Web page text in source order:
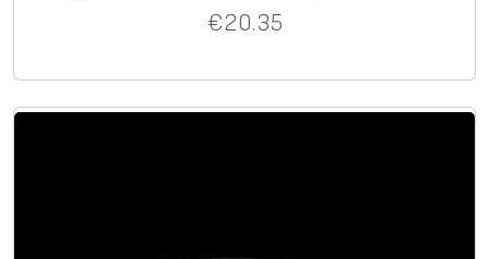
€20.35